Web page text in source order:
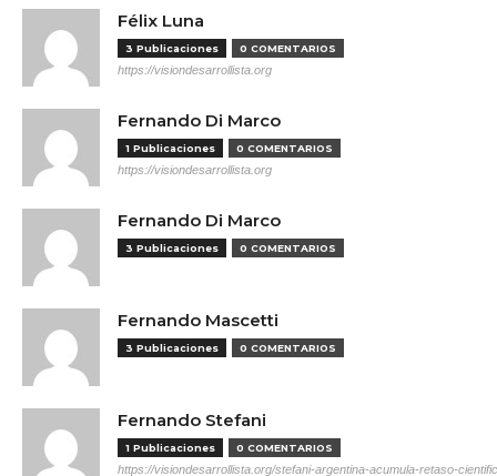
Félix Luna
3 Publicaciones 0 COMENTARIOS
https://visiondesarrollista.org
Fernando Di Marco
1 Publicaciones 0 COMENTARIOS
https://visiondesarrollista.org
Fernando Di Marco
3 Publicaciones 0 COMENTARIOS
Fernando Mascetti
3 Publicaciones 0 COMENTARIOS
Fernando Stefani
1 Publicaciones 0 COMENTARIOS
https://visiondesarrollista.org/stefani-argentina-acumula-retaso-